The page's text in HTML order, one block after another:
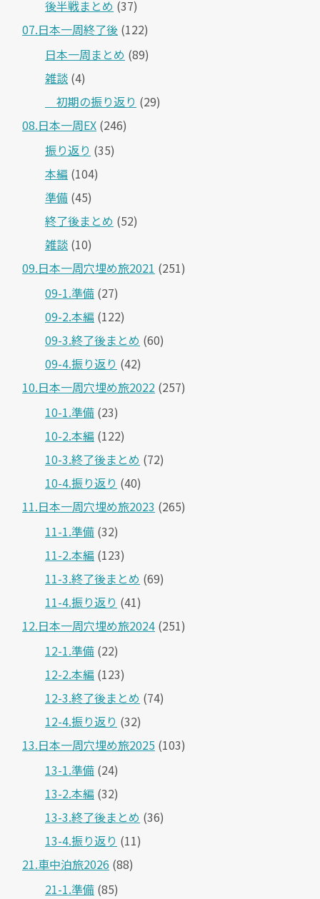
後半戦まとめ (37)
07.日本一周終了後 (122)
日本一周まとめ (89)
雑談 (4)
＿初期の振り返り (29)
08.日本一周EX (246)
振り返り (35)
本編 (104)
準備 (45)
終了後まとめ (52)
雑談 (10)
09.日本一周穴埋め旅2021 (251)
09-1.準備 (27)
09-2.本編 (122)
09-3.終了後まとめ (60)
09-4.振り返り (42)
10.日本一周穴埋め旅2022 (257)
10-1.準備 (23)
10-2.本編 (122)
10-3.終了後まとめ (72)
10-4.振り返り (40)
11.日本一周穴埋め旅2023 (265)
11-1.準備 (32)
11-2.本編 (123)
11-3.終了後まとめ (69)
11-4.振り返り (41)
12.日本一周穴埋め旅2024 (251)
12-1.準備 (22)
12-2.本編 (123)
12-3.終了後まとめ (74)
12-4.振り返り (32)
13.日本一周穴埋め旅2025 (103)
13-1.準備 (24)
13-2.本編 (32)
13-3.終了後まとめ (36)
13-4.振り返り (11)
21.車中泊旅2026 (88)
21-1.準備 (85)